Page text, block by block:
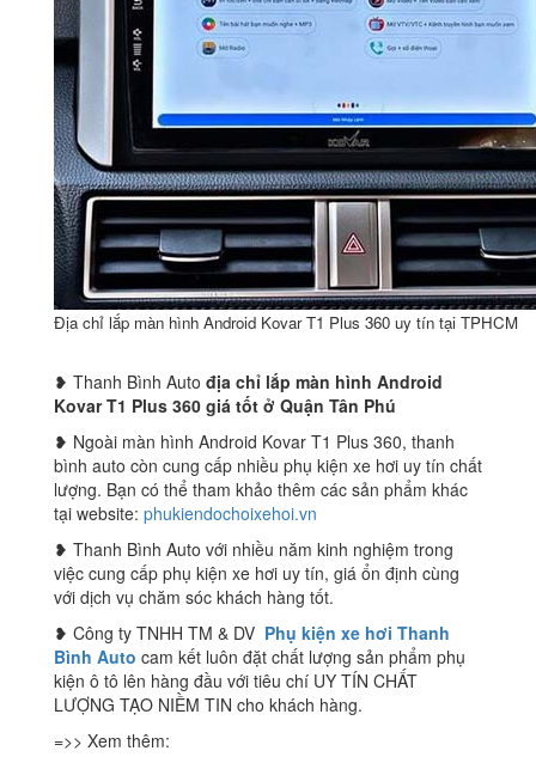
Địa chỉ lắp màn hình Android Kovar T1 Plus 360 uy tín tại TPHCM
❥ Thanh Bình Auto địa chỉ lắp màn hình Android
Kovar T1 Plus 360 giá tốt ở Quận Tân Phú
❥ Ngoài màn hình Android Kovar T1 Plus 360, thanh
bình auto còn cung cấp nhiều phụ kiện xe hơi uy tín chất
lượng. Bạn có thể tham khảo thêm các sản phẩm khác
tại website: phukiendochoixehoi.vn
❥ Thanh Bình Auto với nhiều năm kinh nghiệm trong
việc cung cấp phụ kiện xe hơi uy tín, giá ổn định cùng
với dịch vụ chăm sóc khách hàng tốt.
❥ Công ty TNHH TM & DV Phụ kiện xe hơi Thanh
Bình Auto cam kết luôn đặt chất lượng sản phẩm phụ
kiện ô tô lên hàng đầu với tiêu chí UY TÍN CHẤT
LƯỢNG TẠO NIỀM TIN cho khách hàng.
=>> Xem thêm: